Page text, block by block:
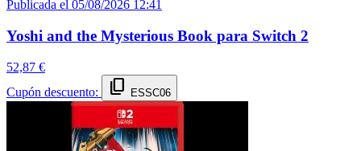
Publicada el 05/08/2026 12:41
Yoshi and the Mysterious Book para Switch 2
52,87 €
Cupón descuento:
content_copy ESSC06